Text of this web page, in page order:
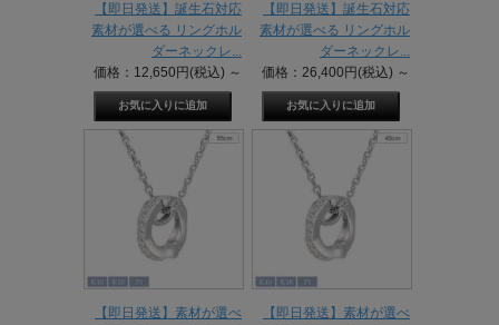
【即日発送】誕生石対応
素材が選べる リングホル
ダーネックレ...
価格：12,650円(税込) ～
【即日発送】誕生石対応
素材が選べる リングホル
ダーネックレ...
価格：26,400円(税込) ～
【即日発送】素材が選べ
【即日発送】素材が選べ